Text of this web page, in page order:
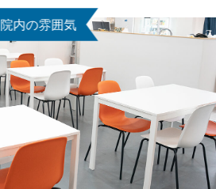
院内の雰囲気